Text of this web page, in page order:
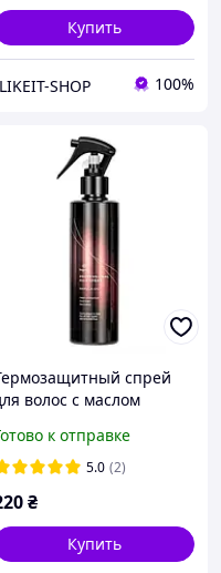
Купить
SHOP 100%
спрей
волос с маслом
к отправке
5.0 (2)
₴
Купить